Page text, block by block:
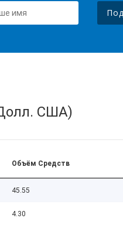
США)
Объём Средств
45.55
4.30